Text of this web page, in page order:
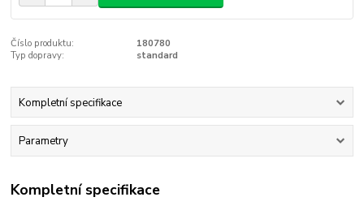
Číslo produktu:
180780
Typ dopravy:
standard
Kompletní specifikace
Parametry
Kompletní specifikace